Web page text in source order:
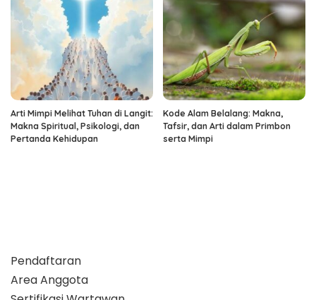
Arti Mimpi Melihat Tuhan di Langit:
Makna Spiritual, Psikologi, dan
Pertanda Kehidupan
Kode Alam Belalang: Makna,
Tafsir, dan Arti dalam Primbon
serta Mimpi
Pendaftaran
Area Anggota